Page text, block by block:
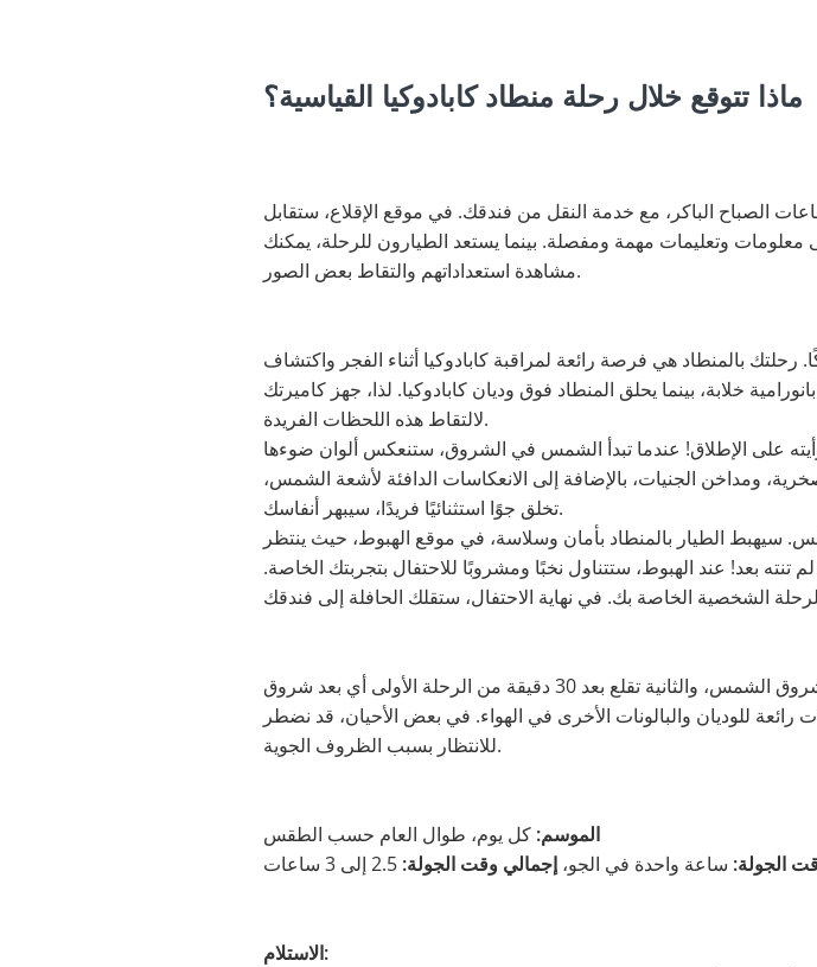
ماذا تتوقع خلال رحلة منطاد كابادوكيا القياسية؟
الصباح الباكر، مع خدمة النقل من فندقك. في موقع الإقلاع، ستقابل
معلومات وتعليمات مهمة ومفصلة. بينما يستعد الطيارون للرحلة، يمكنك
مشاهدة استعداداتهم والتقاط بعض الصور.
المنطاد، ستدخل سلة تتسع لما يصل إلى 22 مشاركًا. رحلتك بالمنطاد هي فرصة رائعة لمراقبة كابادوكيا أثناء الفجر واكتشاف
خلابة، بينما يحلق المنطاد فوق وديان كابادوكيا. لذا، جهز كاميرتك
لالتقاط هذه اللحظات الفريدة.
على الإطلاق! عندما تبدأ الشمس في الشروق، ستنعكس ألوان ضوءها
ومداخن الجنيات، بالإضافة إلى الانعكاسات الدافئة لأشعة الشمس،
تخلق جوًا استثنائيًا فريدًا، سيبهر أنفاسك.
الطيار بالمنطاد بأمان وسلاسة، في موقع الهبوط، حيث ينتظر
تنته بعد! عند الهبوط، ستتناول نخبًا ومشروبًا للاحتفال بتجربتك الخاصة.
لدينا رحلتان حول شروق الشمس، الأولى تقلع قبل شروق الشمس، والثانية تقلع بعد 30 دقيقة من الرحلة الأولى أي بعد شروق
للوديان والبالونات الأخرى في الهواء. في بعض الأحيان، قد نضطر
للانتظار بسبب الظروف الجوية.
الموسم: كل يوم، طوال العام حسب الطقس
الجولة: ساعة واحدة في الجو، إجمالي وقت الجولة:
الاستلام: